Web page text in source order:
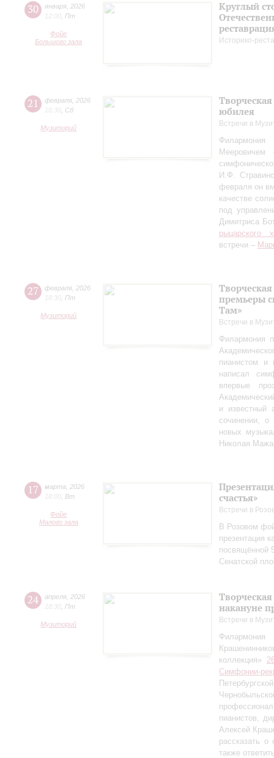
30 января 2026
12:00 Пт
Фойе
Большого зала
Круглый
Историко-
21 февраля 2026
18:30 Сб
Музиторий
юбилея
Встречи в
Мееровичем
И.Ф.
февраля он
качестве
под
Димитриса
рыцарского
встречи –
27 февраля 2026
18:30 Пт
Музиторий
премьеры
Там»
Встречи в
Филармония
пианистом и
написал
впервые
и известный
сочинении,
новых
Николая
17 марта
2026
18:00
Вт
Фойе
Малого зала
счастья»
Встречи в
В Розовом
презентация
посвящённой
Сенатской
24 апреля 2026
18:30
Пт
Музиторий
накануне
Встречи в
коллекция»
Симфонии-
пианистов,
Алексей
рассказать
также